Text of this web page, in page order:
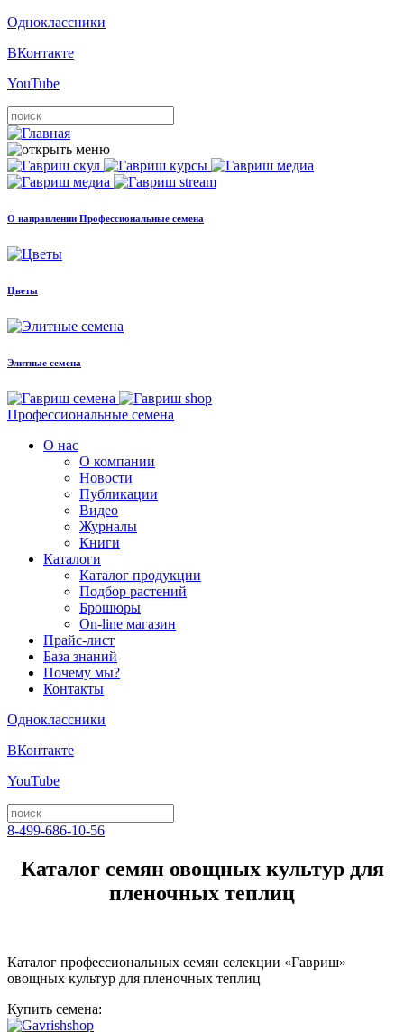
Одноклассники
ВКонтакте
YouTube
О направлении Профессиональные семена
Цветы
Элитные семена
Профессиональные семена
О нас
О компании
Новости
Публикации
Видео
Журналы
Книги
Каталоги
Каталог продукции
Подбор растений
Брошюры
On-line магазин
Прайс-лист
База знаний
Почему мы?
Контакты
Одноклассники
ВКонтакте
YouTube
8-499-686-10-56
Каталог семян овощных культур для
пленочных теплиц
Каталог профессиональных семян селекции «Гавриш»
овощных культур для пленочных теплиц
Купить семена: